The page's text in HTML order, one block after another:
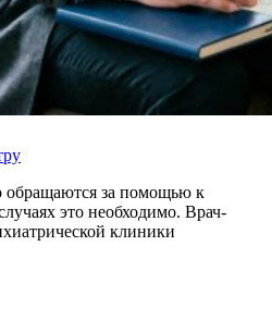
обращаются за помощью к
это необходимо. Врач-
клиники